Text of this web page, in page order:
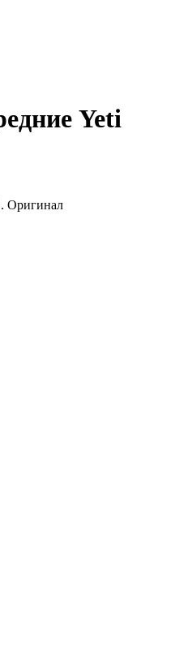
Yeti
. Оригинал